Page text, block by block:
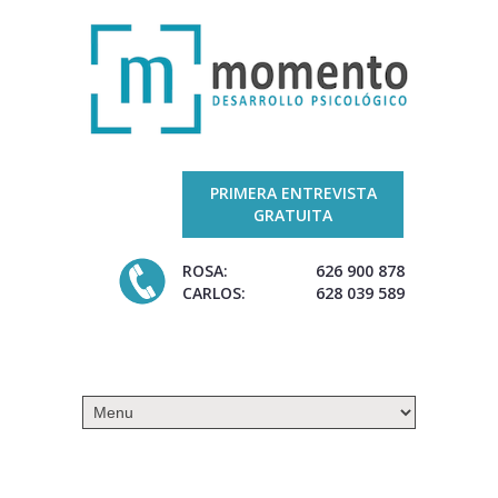
PRIMERA ENTREVISTA
GRATUITA
ROSA:
626 900 878
CARLOS:
628 039 589